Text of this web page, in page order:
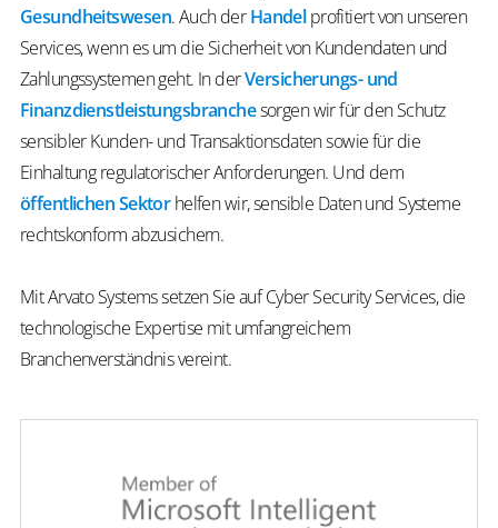
Gesundheitswesen. Auch derHandelprofitiert von unseren
Services, wenn es um die Sicherheit von Kundendaten und
Zahlungssystemen geht. In derVersicherungs- und
Finanzdienstleistungsbranchesorgen wir für den Schutz
sensibler Kunden- und Transaktionsdaten sowie für die
Einhaltung regulatorischer Anforderungen. Und dem
öffentlichen Sektorhelfen wir, sensible Daten und Systeme
rechtskonform abzusichern.
Mit Arvato Systems setzen Sie aufCyber Security Services, die
technologische Expertise mit umfangreichem
Branchenverständnis vereint.